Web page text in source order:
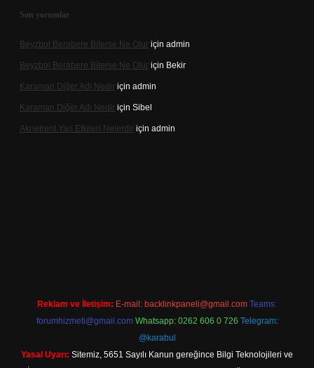
Son yorumlar
Beyzbol Berabere Biterse Ne Olur için admin
Beyzbol Berabere Biterse Ne Olur için Bekir
Karaman Diğer Adı Nedir için admin
Karaman Diğer Adı Nedir için Sibel
Aknetrent Yan Etkileri Nelerdir için admin
Reklam ve İletişim: E-mail: backlinkpaneli@gmail.com Teams:
forumhizmeti@gmail.com Whatsapp: 0262 606 0 726 Telegram:
@karabul
Yasal Uyarı: Sitemiz, 5651 Sayılı Kanun gereğince Bilgi Teknolojileri ve